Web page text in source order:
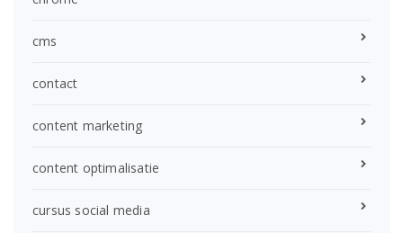
cms
contact
content marketing
content optimalisatie
cursus social media